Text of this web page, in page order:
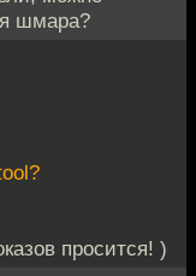
шмара?
просится! )